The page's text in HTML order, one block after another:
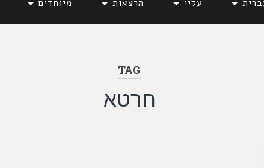
עליי הרצאות מיוחדים
TAG
חרטא